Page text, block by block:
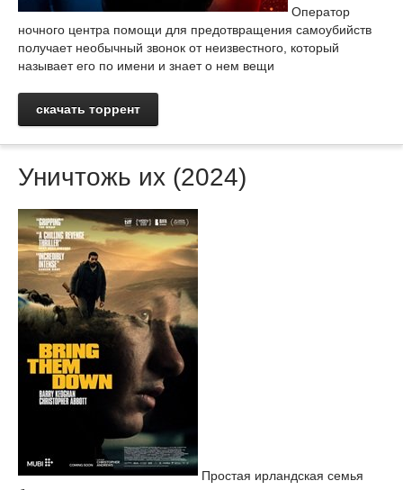
Оператор
ночного центра помощи для предотвращения самоубийств
получает необычный звонок от неизвестного, который
называет его по имени и знает о нем вещи
скачать торрент
Уничтожь их (2024)
Простая ирландская семья